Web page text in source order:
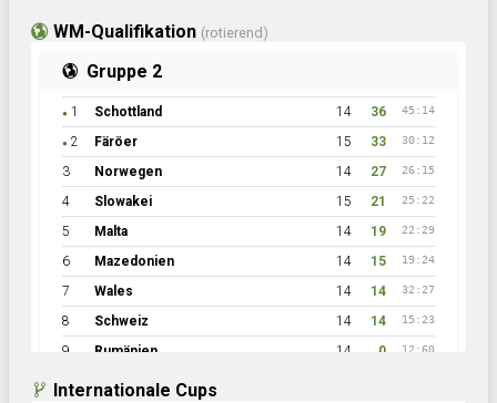
WM-Qualifikation (rotierend)
Gruppe 2
● 1 Schottland 14 36 45:14
● 2 Färöer 15 33 30:12
3 Norwegen 14 27 26:15
4 Slowakei 15 21 25:22
5 Malta 14 19 22:29
6 Mazedonien 14 15 19:24
7 Wales 14 14 32:27
8 Schweiz 14 14 15:23
9 Rumänien 14 0 12:60
Internationale Cups